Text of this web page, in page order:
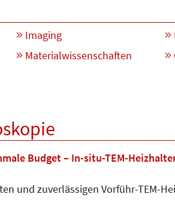
Imaging
Materialwissenschaften
Budget – In-situ-TEM-
und zuverlässigen Vorführ-TEM-